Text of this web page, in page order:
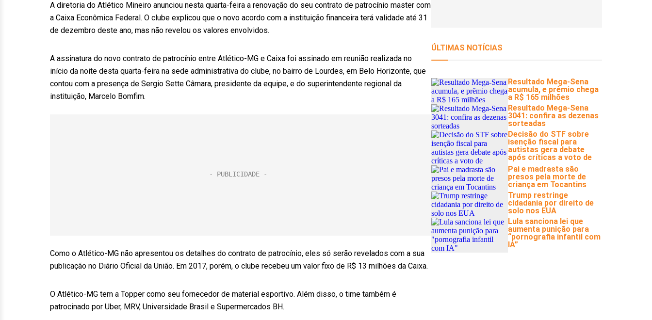
A diretoria do Atlético Mineiro anunciou nesta quarta-feira a renovação do seu contrato de patrocínio master com
a Caixa Econômica Federal. O clube explicou que o novo acordo com a instituição financeira terá validade até 31
de dezembro deste ano, mas não revelou os valores envolvidos.
A assinatura do novo contrato de patrocínio entre Atlético-MG e Caixa foi assinado em reunião realizada no
início da noite desta quarta-feira na sede administrativa do clube, no bairro de Lourdes, em Belo Horizonte, que
contou com a presença de Sergio Sette Câmara, presidente da equipe, e do superintendente regional da
instituição, Marcelo Bomfim.
Como o Atlético-MG não apresentou os detalhes do contrato de patrocínio, eles só serão revelados com a sua
publicação no Diário Oficial da União. Em 2017, porém, o clube recebeu um valor fixo de R$ 13 milhões da Caixa.
O Atlético-MG tem a Topper como seu fornecedor de material esportivo. Além disso, o time também é
patrocinado por Uber, MRV, Universidade Brasil e Supermercados BH.